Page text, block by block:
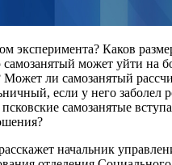
эксперимента? Каков
самозанятый может уйти на
Может ли самозанятый
если у него заболел
самозанятые
начальник